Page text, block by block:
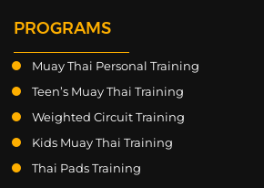
PROGRAMS
Muay Thai Personal Training
Teen’s Muay Thai Training
Weighted Circuit Training
Kids Muay Thai Training
Thai Pads Training